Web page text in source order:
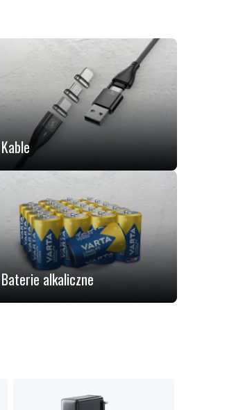
Kable
Baterie alkaliczne